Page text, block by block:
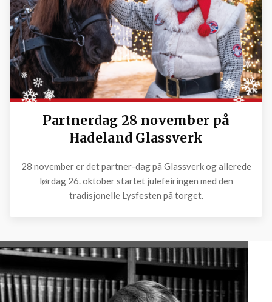
Partnerdag 28 november på
Hadeland Glassverk
28 november er det partner-dag på Glassverk og allerede
lørdag 26. oktober startet julefeiringen med den
tradisjonelle Lysfesten på torget.